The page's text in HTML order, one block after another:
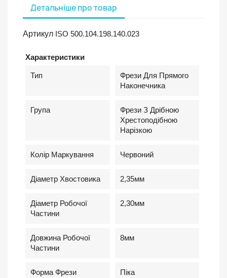
Детальніше про товар
Артикул ISO 500.104.198.140.023
Характеристики
Тип
Фрези Для Прямого
Наконечника
Група
Фрези З Дрібною
Хрестоподібною
Нарізкою
Колір Маркування Червоний
Діаметр Хвостовика 2,35мм
Діаметр Робочої
Частини
2,30мм
Довжина Робочої
Частини
8мм
Форма Фрези Піка